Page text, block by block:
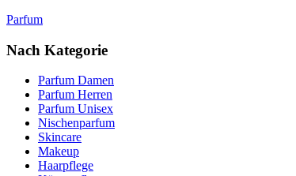
Parfum
Nach Kategorie
Parfum Damen
Parfum Herren
Parfum Unisex
Nischenparfum
Skincare
Makeup
Haarpflege